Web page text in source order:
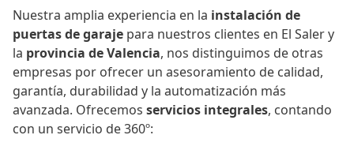
Nuestra amplia experiencia en la instalación de
puertas de garaje para nuestros clientes en El Saler y
la provincia de Valencia, nos distinguimos de otras
empresas por ofrecer un asesoramiento de calidad,
garantía, durabilidad y la automatización más
avanzada. Ofrecemos servicios integrales, contando
con un servicio de 360º: